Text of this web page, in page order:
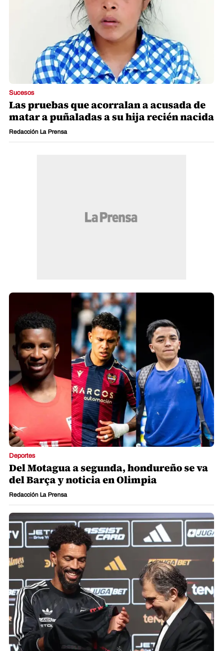
Sucesos
Las pruebas que acorralan a acusada de
matar a puñaladas a su hija recién nacida
Redacción La Prensa
Deportes
Del Motagua a segunda, hondureño se va
del Barça y noticia en Olimpia
Redacción La Prensa